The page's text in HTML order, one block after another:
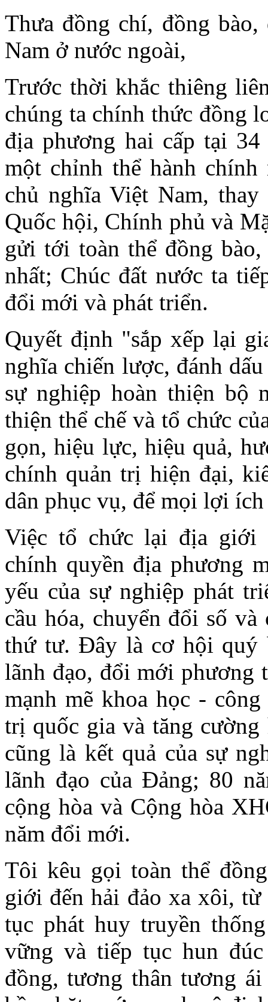
Thưa đồng chí, đồng
Nam ở nước ngoài,
Trước thời khắc thiêng
chúng ta chính thức đồng
địa phương hai cấp tại
một chỉnh thể hành
chủ nghĩa Việt Nam,
Quốc hội, Chính phủ và
gửi tới toàn thể đồng
nhất; Chúc đất nước ta
đổi mới và phát triển.
Quyết định "sắp xếp lại
nghĩa chiến lược, đánh
sự nghiệp hoàn thiện bộ
thiện thể chế và tổ chức
gọn, hiệu lực, hiệu quả,
chính quản trị hiện đại,
dân phục vụ, để mọi lợi
Việc tổ chức lại địa giới
chính quyền địa phương
yếu của sự nghiệp phát
cầu hóa, chuyển đổi số
thứ tư. Đây là cơ hội quý
lãnh đạo, đổi mới phương
mạnh mẽ khoa học -
trị quốc gia và tăng
cũng là kết quả của sự
lãnh đạo của Đảng; 80
cộng hòa và Cộng hòa
năm đổi mới.
Tôi kêu gọi toàn thể
giới đến hải đảo xa xôi,
tục phát huy truyền
vững và tiếp tục hun
đồng, tương thân tương